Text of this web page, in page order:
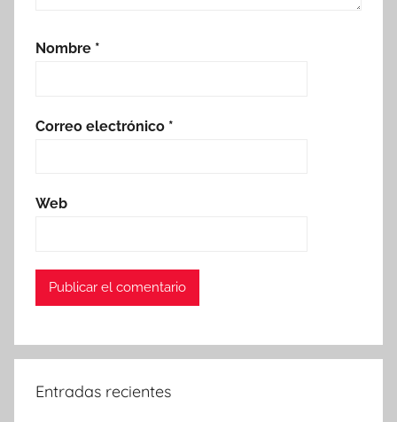
Nombre *
Correo electrónico *
Web
Entradas recientes